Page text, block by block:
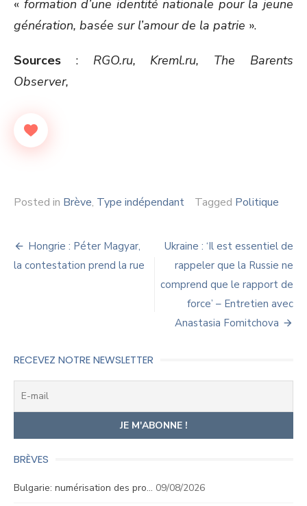
« formation d’une identité nationale pour la jeune
génération, basée sur l’amour de la patrie ».
Sources : RGO.ru, Kreml.ru,
The Barents
Observer,
Posted in Brève, Type indépendant Tagged Politique
Navigation
de
Hongrie : Péter Magyar,
la contestation prend la rue
Ukraine : ‘Il est essentiel de
rappeler que la Russie ne
comprend que le rapport de
force’ – Entretien avec
Anastasia Fomitchova
RECEVEZ NOTRE NEWSLETTER
BRÈVES
Bulgarie: numérisation des pro… 09/08/2026